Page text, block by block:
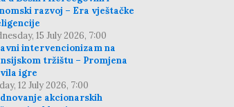
razvoj – Era vještačke
15 July 2026, 7:00
intervencionizam na
tržištu – Promjena
igre
12 July 2026, 7:00
akcionarskih